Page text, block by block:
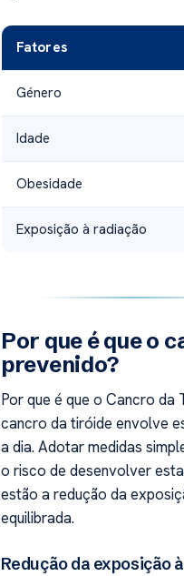
Fatores
Género
Idade
Obesidade
Exposição à radiação
Por que é que o
prevenido?
Por que é que o Cancro
cancro da tiróide envolve
a dia. Adotar medidas
o risco de desenvolver
estão a redução da
equilibrada.
Redução da exposição